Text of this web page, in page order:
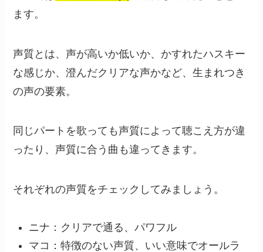
ます。
声質とは、声が高いか低いか、かすれたハスキー
な感じか、澄んだクリアな声かなど、生まれつき
の声の要素。
同じパートを歌っても声質によって聴こえ方が違
ったり、声質に合う曲も違ってきます。
それぞれの声質をチェックしてみましょう。
ニナ：クリアで通る、パワフル
マコ：特徴のない声質、いい意味でオールラ